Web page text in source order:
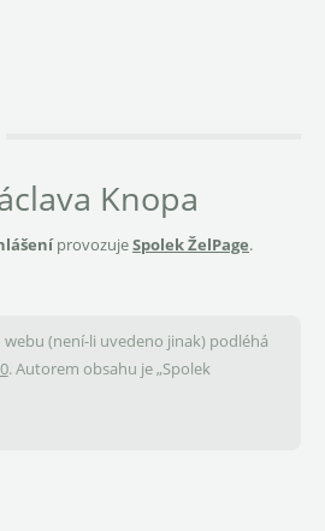
Knopa
provozujeSpolek ŽelPage.
(není-li uvedeno jinak) podléhá
. Autorem obsahu je „Spolek